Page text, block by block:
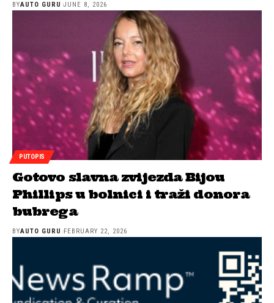
BYAUTO GURU JUNE 8, 2026
PUTOPIS
Gotovo slavna zvijezda Bijou
Phillips u bolnici i traži donora
bubrega
BYAUTO GURU FEBRUARY 22, 2026